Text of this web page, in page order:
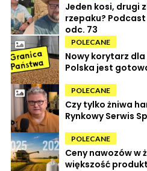
Jeden kosi, drugi
rzepaku?
odc. 73
POLECANE
Nowy korytarz
Polska jest
POLECANE
Czy tylko żniwa
Rynkowy Serwis
POLECANE
Ceny nawozów w
większość